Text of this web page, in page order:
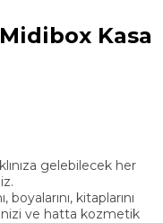
Kasa
gelebilecek her
kitaplarını
ve hatta kozmetik